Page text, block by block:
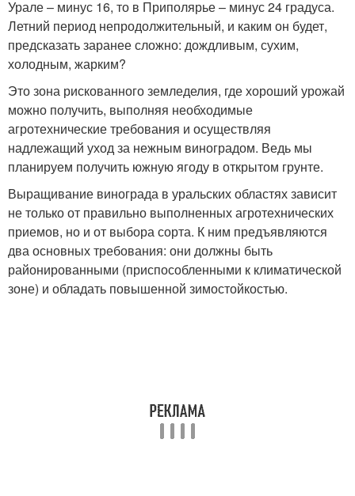
Урале – минус 16, то в Приполярье – минус 24 градуса.
Летний период непродолжительный, и каким он будет,
предсказать заранее сложно: дождливым, сухим,
холодным, жарким?
Это зона рискованного земледелия, где хороший урожай
можно получить, выполняя необходимые
агротехнические требования и осуществляя
надлежащий уход за нежным виноградом. Ведь мы
планируем получить южную ягоду в открытом грунте.
Выращивание винограда в уральских областях зависит
не только от правильно выполненных агротехнических
приемов, но и от выбора сорта. К ним предъявляются
два основных требования: они должны быть
районированными (приспособленными к климатической
зоне) и обладать повышенной зимостойкостью.